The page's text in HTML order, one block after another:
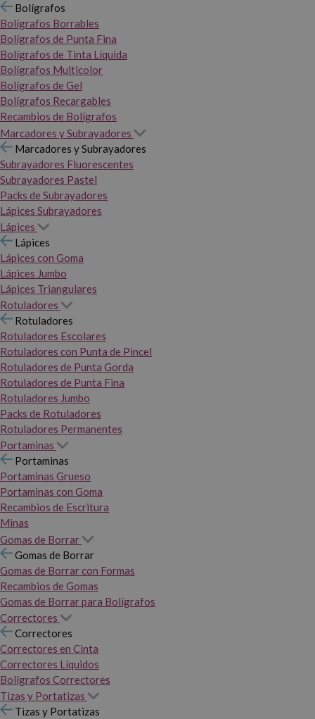
Bolígrafos
Bolígrafos Borrables
Bolígrafos de Punta Fina
Bolígrafos de Tinta Líquida
Bolígrafos Multicolor
Bolígrafos de Gel
Bolígrafos Recargables
Recambios de Bolígrafos
Marcadores y Subrayadores
Marcadores y Subrayadores
Subrayadores Fluorescentes
Subrayadores Pastel
Packs de Subrayadores
Lápices Subrayadores
Lápices
Lápices
Lápices con Goma
Lápices Jumbo
Lápices Triangulares
Rotuladores
Rotuladores
Rotuladores Escolares
Rotuladores con Punta de Pincel
Rotuladores de Punta Gorda
Rotuladores de Punta Fina
Rotuladores Jumbo
Packs de Rotuladores
Rotuladores Permanentes
Portaminas
Portaminas
Portaminas Grueso
Portaminas con Goma
Recambios de Escritura
Minas
Gomas de Borrar
Gomas de Borrar
Gomas de Borrar con Formas
Recambios de Gomas
Gomas de Borrar para Bolígrafos
Correctores
Correctores
Correctores en Cinta
Correctores Líquidos
Bolígrafos Correctores
Tizas y Portatizas
Tizas y Portatizas